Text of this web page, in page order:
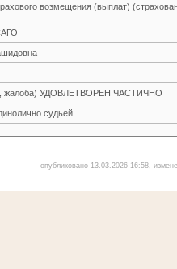
возмещения (выплат)
жалоба) УДОВЛЕТВОРЕН ЧАСТИЧНО
судьей
опубликовано 13.03.2026 16:58,